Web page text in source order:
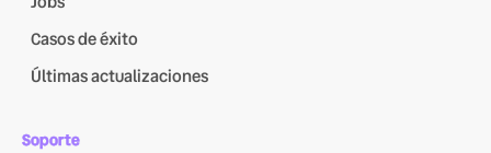
Casos de éxito
Últimas actualizaciones
Soporte